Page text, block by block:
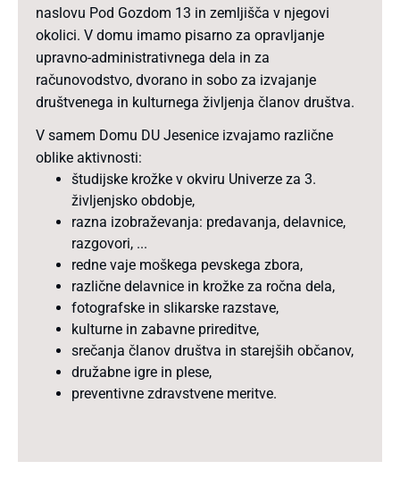
naslovu Pod Gozdom 13 in zemljišča v njegovi
okolici. V domu imamo pisarno za opravljanje
upravno-administrativnega dela in za
računovodstvo, dvorano in sobo za izvajanje
društvenega in kulturnega življenja članov društva.
V samem Domu DU Jesenice izvajamo različne
oblike aktivnosti:
študijske krožke v okviru Univerze za 3.
življenjsko obdobje,
razna izobraževanja: predavanja, delavnice,
razgovori, ...
redne vaje moškega pevskega zbora,
različne delavnice in krožke za ročna dela,
fotografske in slikarske razstave,
kulturne in zabavne prireditve,
srečanja članov društva in starejših občanov,
družabne igre in plese,
preventivne zdravstvene meritve.